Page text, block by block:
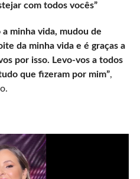
com todos vocês”
minha vida, mudou de
da minha vida e é graças a
por isso. Levo-vos a todos
que fizeram por mim”,